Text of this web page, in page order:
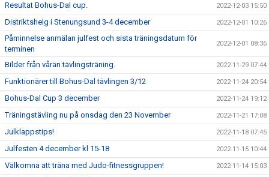
Resultat Bohus-Dal cup. 2022-12-03 15:50
Distriktshelg i Stenungsund 3-4 december 2022-12-01 10:26
Påminnelse anmälan julfest och sista träningsdatum för
terminen
2022-12-01 08:36
Bilder från våran tävlingsträning. 2022-11-29 07:44
Funktionärer till Bohus-Dal tävlingen 3/12 2022-11-24 20:54
Bohus-Dal Cup 3 december 2022-11-24 19:12
Träningstävling nu på onsdag den 23 November 2022-11-21 17:08
Julklappstips! 2022-11-18 07:45
Julfesten 4 december kl 15-18 2022-11-15 10:44
Välkomna att träna med Judo-fitnessgruppen! 2022-11-14 15:03